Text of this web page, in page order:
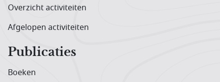
Overzicht activiteiten
Afgelopen activiteiten
Publicaties
Boeken